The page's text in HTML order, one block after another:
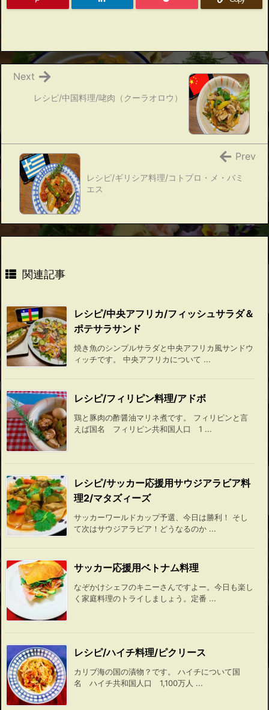
レシピ/中国料理/咾肉（クーラオロウ）
Next
レシピ/ギリシア料理/コトプロ・メ・バミ
エス
Prev
関連記事
レシピ/中央アフリカ/フィッシュサラダ＆
ポテサラサンド
焼き魚のシンプルサラダと中央アフリカ風サンドウ
ィッチです。 中央アフリカについて ...
レシピ/フィリピン料理/アドボ
鶏と豚肉の酢醤油マリネ煮です。 フィリピンと言
えば国名 フィリピン共和国人口 1 ...
レシピ/サッカー応援用サウジアラビア料
理2/マタズィーズ
サッカーワールドカップ予選、今日は勝利！ そし
て次はサウジアラビア！どうなるのか ...
サッカー応援用ベトナム料理
なぞかけシェフのキニーさんですよー。今日も楽し
く家庭料理のトライしましょう。定番 ...
レシピ/ハイチ料理/ピクリース
カリブ海の国の漬物？です。 ハイチについて国
名 ハイチ共和国人口 1,100万人 ...